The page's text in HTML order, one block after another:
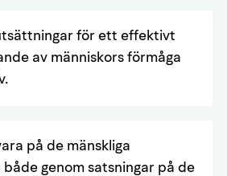
för ett effektivt
av människors förmåga
på de mänskliga
både genom satsningar på de